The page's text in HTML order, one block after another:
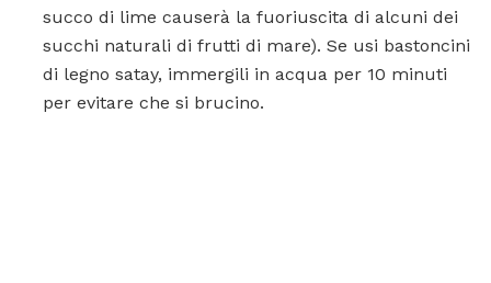
succo di lime causerà la fuoriuscita di alcuni dei
succhi naturali di frutti di mare). Se usi bastoncini
di legno satay, immergili in acqua per 10 minuti
per evitare che si brucino.